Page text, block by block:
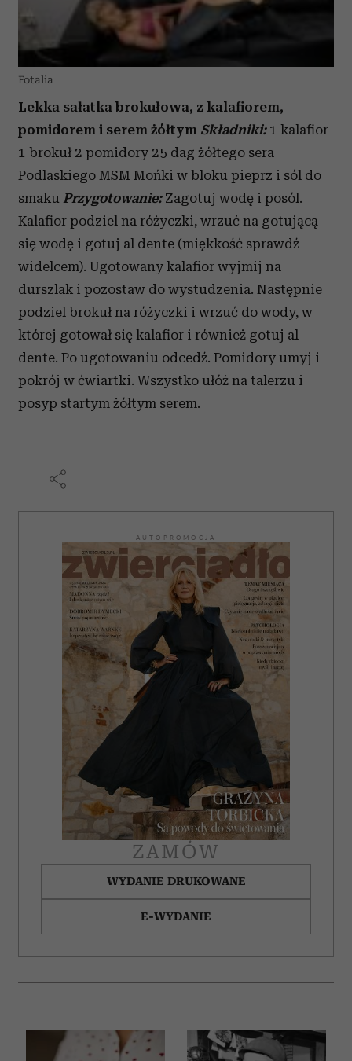
Fotalia
Lekka sałatka brokułowa, z kalafiorem,
pomidorem i serem żółtym Składniki: 1 kalafior
1 brokuł 2 pomidory 25 dag żółtego sera
Podlaskiego MSM Mońki w bloku pieprz i sól do
smaku Przygotowanie:Zagotuj wodę i posól.
Kalafior podziel na różyczki, wrzuć na gotującą
się wodę i gotuj al dente (miękkość sprawdź
widelcem). Ugotowany kalafior wyjmij na
durszlak i pozostaw do wystudzenia. Następnie
podziel brokuł na różyczki i wrzuć do wody, w
której gotował się kalafior i również gotuj al
dente. Po ugotowaniu odcedź. Pomidory umyj i
pokrój w ćwiartki. Wszystko ułóż na talerzu i
posyp startym żółtym serem.
AUTOPROMOCJA
ZAMÓW
WYDANIE DRUKOWANE
E-WYDANIE